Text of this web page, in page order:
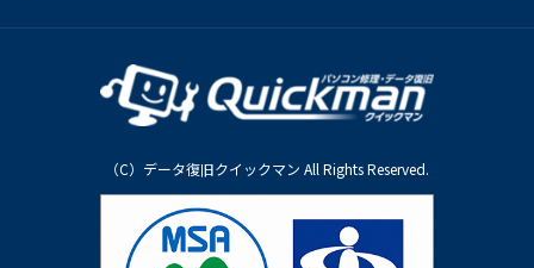
（C）データ復旧クイックマン All Rights Reserved.